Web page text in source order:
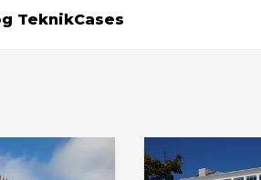
TeknikCases